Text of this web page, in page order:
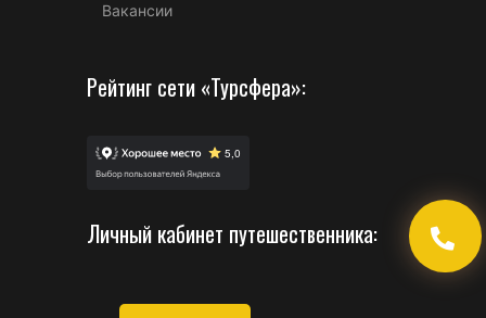
Вакансии
Рейтинг сети «Турсфера»:
Личный кабинет путешественника: